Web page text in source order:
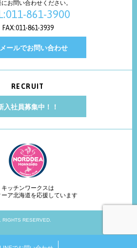
お問い合わせください。
861-3900
FAX:011-861-3939
メールでお問い合わせ
RECRUIT
入社員募集中！！
キッチンワークスは
ーア北海道を応援しています
RESERVED.